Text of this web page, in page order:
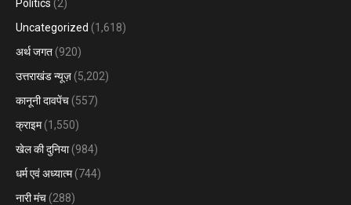
Politics (2)
Uncategorized (1,618)
अर्थ जगत (920)
उत्तराखंड न्यूज़ (5,202)
कानूनी दावपेंच (557)
क्राइम(1,550)
खेल की दुनिया(984)
धर्म एवं अध्यात्म(744)
नारी मंच (288)